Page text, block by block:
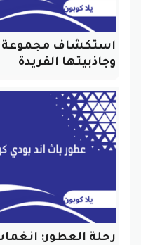
استكشاف مجموعة
وجاذبيتها الفريدة
رحلة العطور: